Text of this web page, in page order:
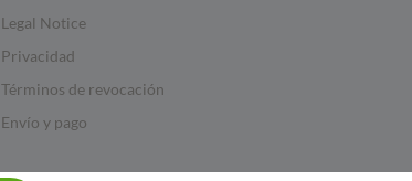
Legal Notice
Privacidad
Términos de revocación
Envío y pago